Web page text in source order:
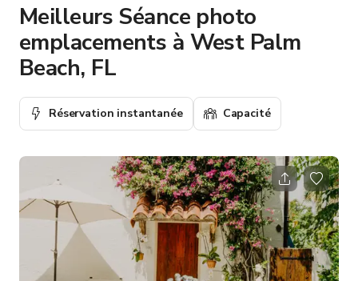
Meilleurs Séance photo
emplacements à West Palm
Beach, FL
Réservation instantanée Capacité